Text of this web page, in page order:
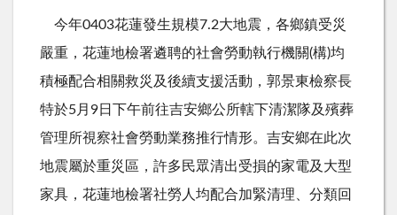
今年0403花蓮發生規模7.2大地震，各鄉鎮受災
嚴重，花蓮地檢署遴聘的社會勞動執行機關(構)均
積極配合相關救災及後續支援活動，郭景東檢察長
特於5月9日下午前往吉安鄉公所轄下清潔隊及殯葬
管理所視察社會勞動業務推行情形。吉安鄉在此次
地震屬於重災區，許多民眾清出受損的家電及大型
家具，花蓮地檢署社勞人均配合加緊清理、分類回